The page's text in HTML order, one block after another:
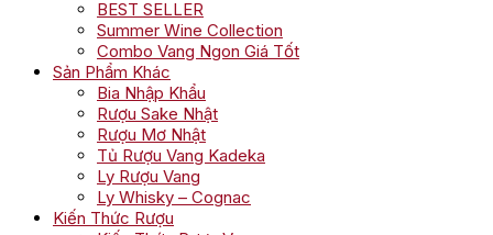
BEST SELLER
Summer Wine Collection
Combo Vang Ngon Giá Tốt
Sản Phẩm Khác
Bia Nhập Khẩu
Rượu Sake Nhật
Rượu Mơ Nhật
Tủ Rượu Vang Kadeka
Ly Rượu Vang
Ly Whisky – Cognac
Kiến Thức Rượu